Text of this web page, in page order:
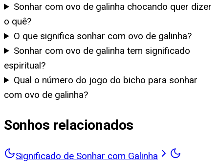
Sonhar com ovo de galinha chocando quer dizer
o quê?
O que significa sonhar com ovo de galinha?
Sonhar com ovo de galinha tem significado
espiritual?
Qual o número do jogo do bicho para sonhar
com ovo de galinha?
Sonhos relacionados
Significado de Sonhar com Galinha